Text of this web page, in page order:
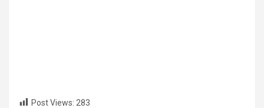
Post Views: 283